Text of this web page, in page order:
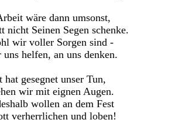
wäre dann umsonst,
nicht Seinen Segen schenke.
wir voller Sorgen sind -
helfen, an uns denken.
hat gesegnet unser Tun,
wir mit eignen Augen.
wollen an dem Fest
verherrlichen und loben!